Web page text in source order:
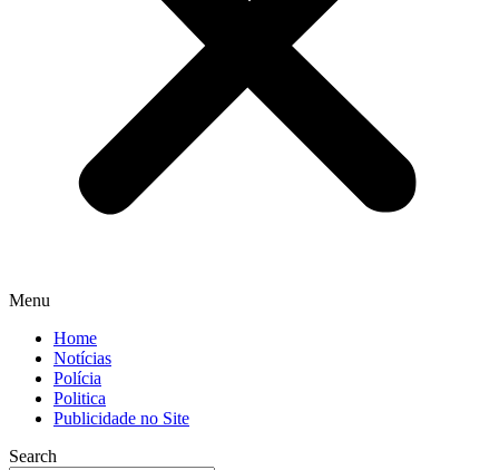
Menu
Home
Notícias
Polícia
Politica
Publicidade no Site
Search